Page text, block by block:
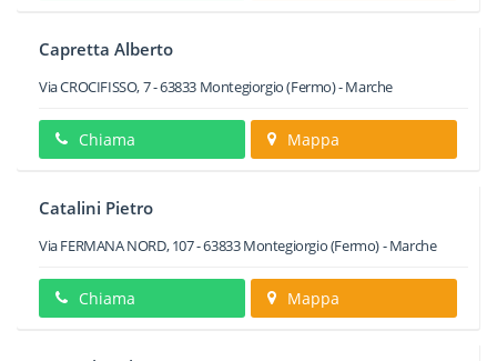
Capretta Alberto
Via CROCIFISSO, 7-63833 Montegiorgio(Fermo) -Marche
Chiama Mappa
Catalini Pietro
Via FERMANA NORD, 107-63833Montegiorgio(Fermo) -Marche
Chiama Mappa